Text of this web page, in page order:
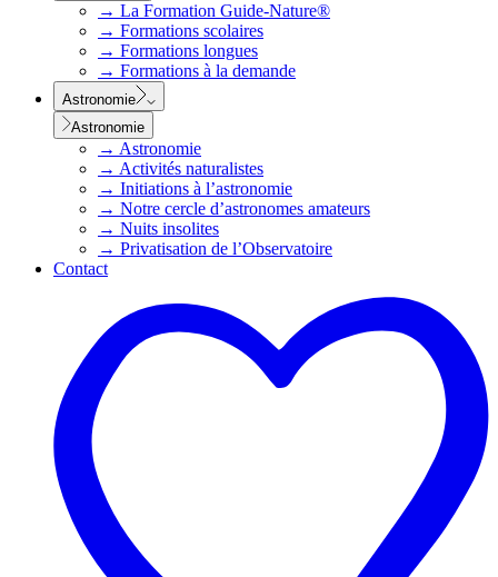
→ La Formation Guide-Nature®
→ Formations scolaires
→ Formations longues
→ Formations à la demande
Astronomie
Astronomie
→ Astronomie
→ Activités naturalistes
→ Initiations à l’astronomie
→ Notre cercle d’astronomes amateurs
→ Nuits insolites
→ Privatisation de l’Observatoire
Contact